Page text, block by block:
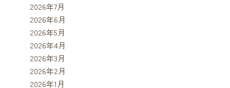
2026年7月
2026年6月
2026年5月
2026年4月
2026年3月
2026年2月
2026年1月